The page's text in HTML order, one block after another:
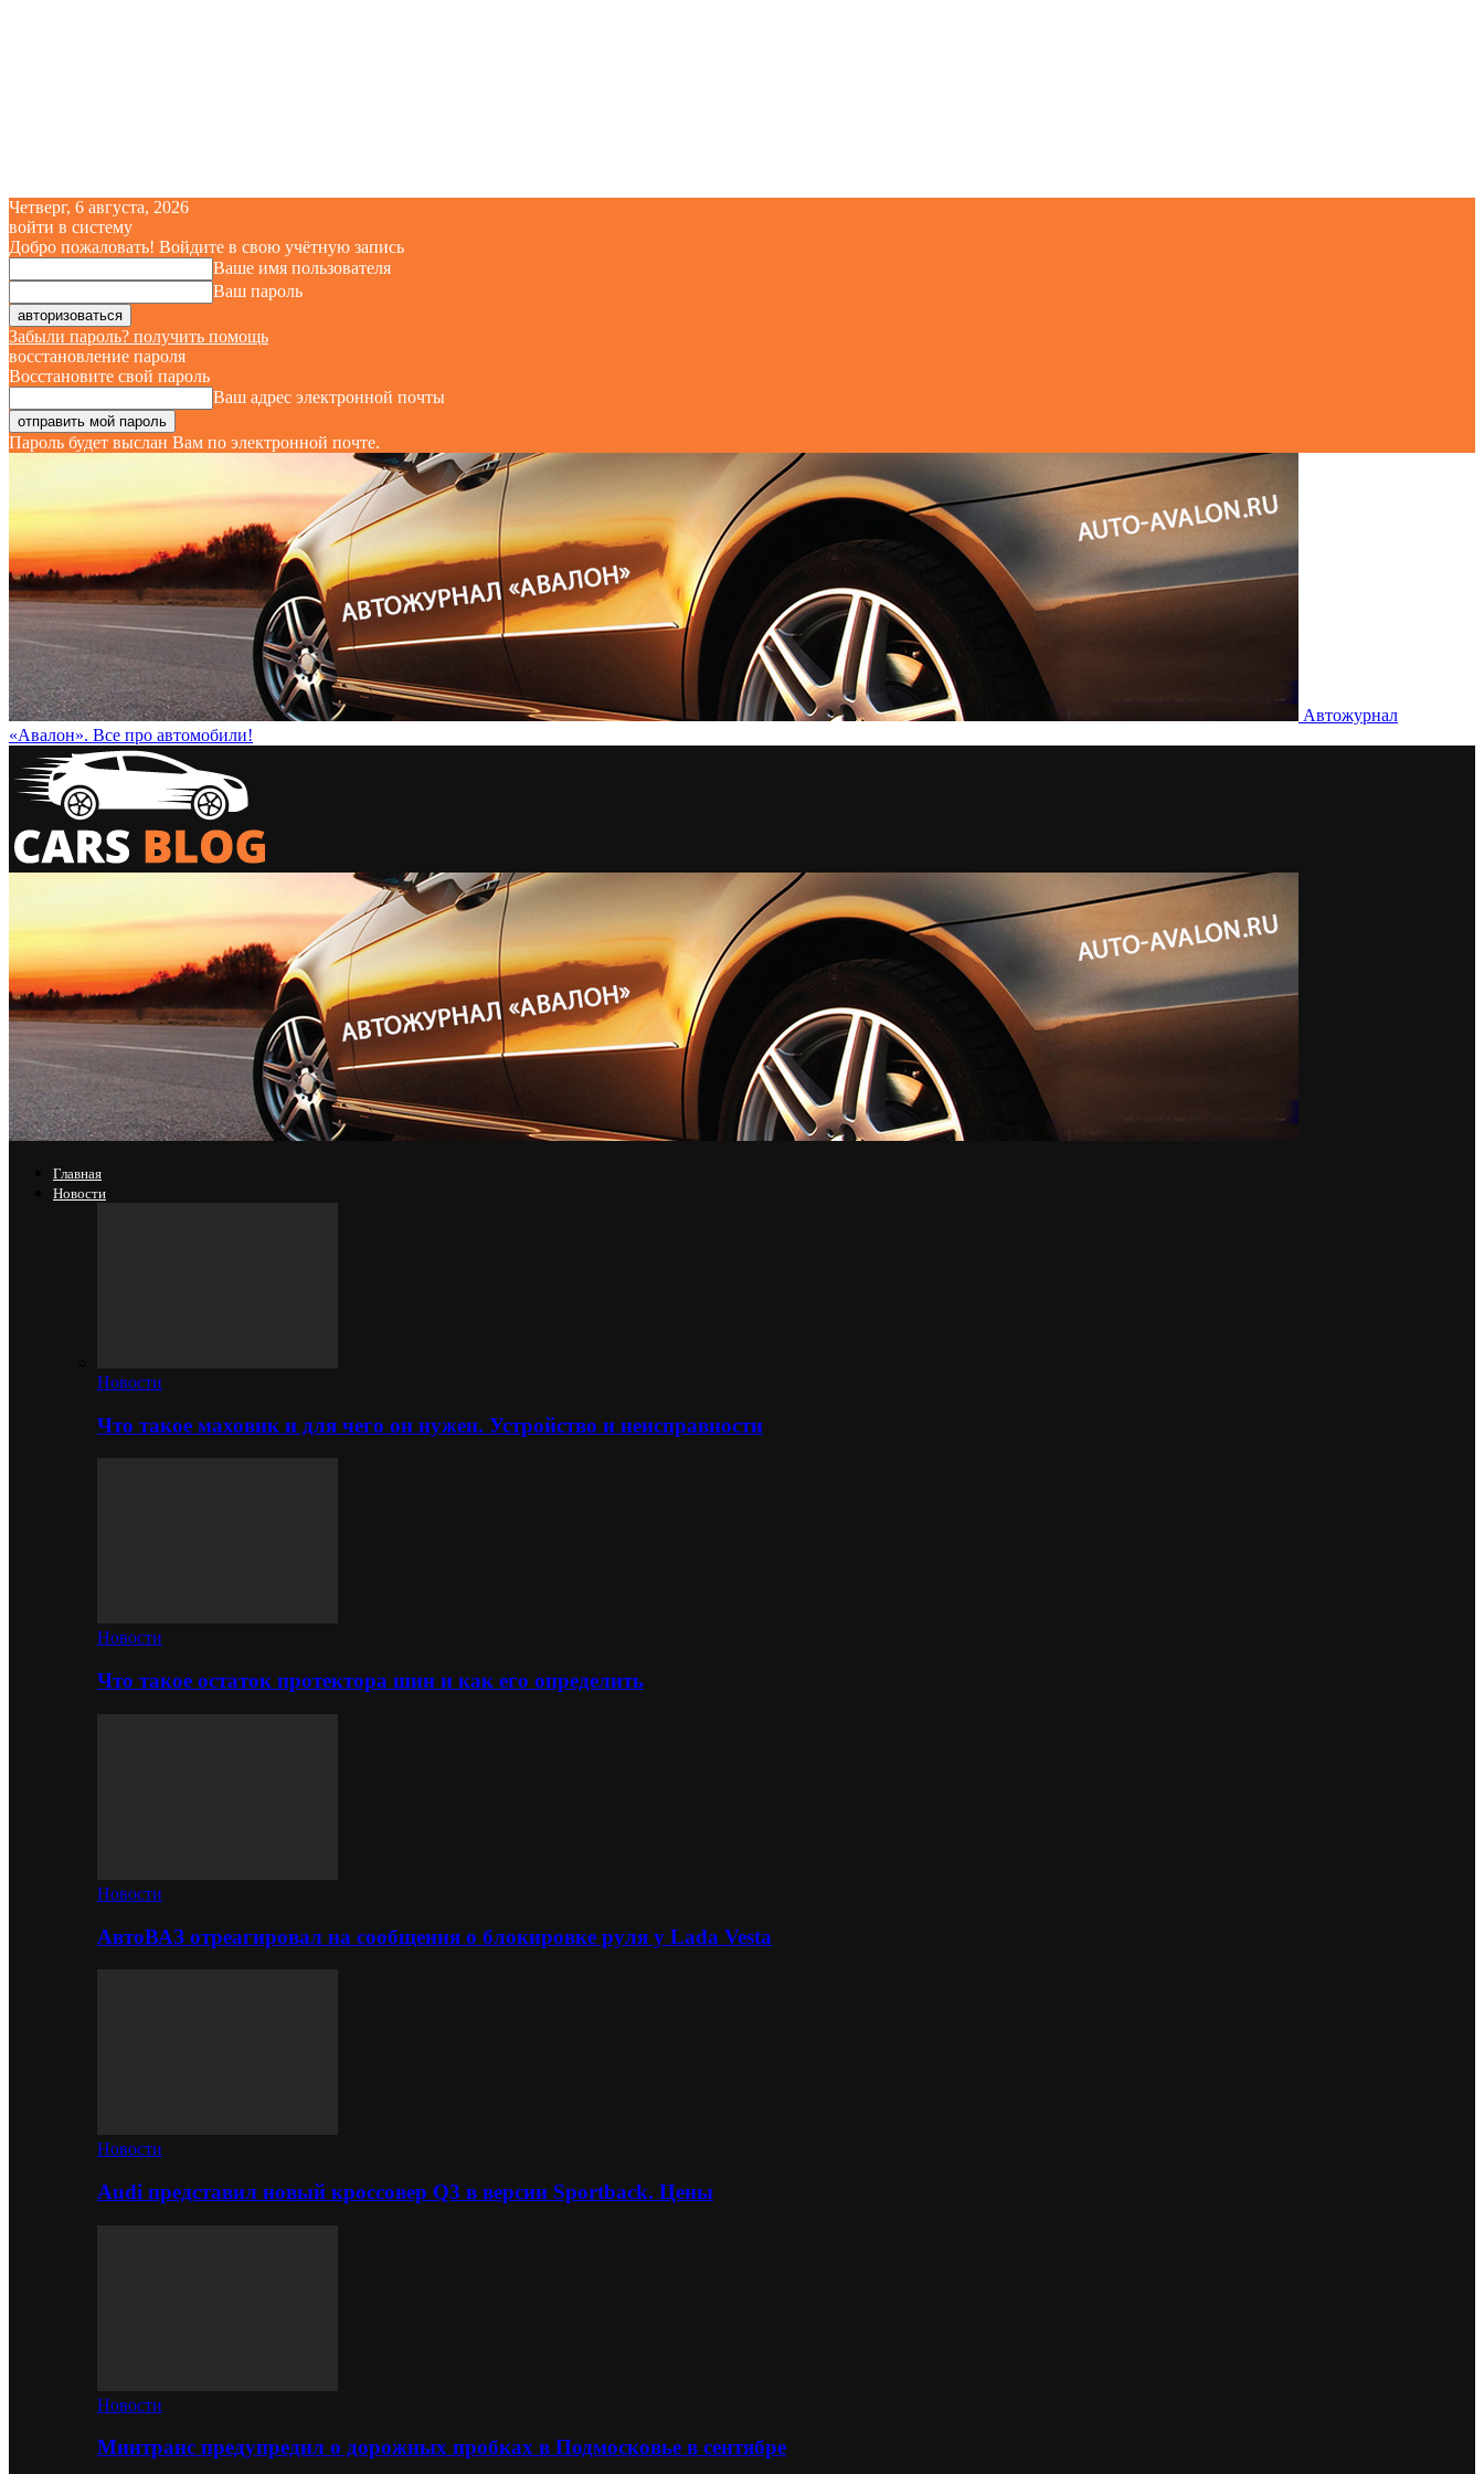
Четверг, 6 августа, 2026
войти в систему
Добро пожаловать! Войдите в свою учётную запись
Ваше имя пользователя
Ваш пароль
Забыли пароль? получить помощь
восстановление пароля
Восстановите свой пароль
Ваш адрес электронной почты
Пароль будет выслан Вам по электронной почте.
Автожурнал
«Авалон». Все про автомобили!
Главная
Новости
Новости
Что такое маховик и для чего он нужен. Устройство и неисправности
Новости
Что такое остаток протектора шин и как его определить
Новости
АвтоВАЗ отреагировал на сообщения о блокировке руля у Lada Vesta
Новости
Audi представил новый кроссовер Q3 в версии Sportback. Цены
Новости
Минтранс предупредил о дорожных пробках в Подмосковье в сентябре